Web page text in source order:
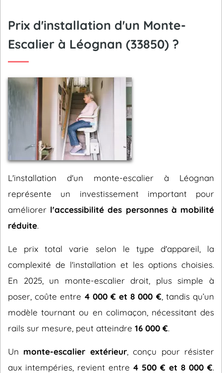
Prix d'installation d'un Monte-
Escalier à Léognan (33850) ?
L'installation d'un monte-escalier à Léognan
représente un investissement important pour
améliorer l'accessibilité des personnes à mobilité
réduite.
Le prix total varie selon le type d'appareil, la
complexité de l'installation et les options choisies.
En 2025, un monte-escalier droit, plus simple à
poser, coûte entre 4 000 € et 8 000 € , tandis qu’un
modèle tournant ou en colimaçon, nécessitant des
rails sur mesure, peut atteindre 16 000 €.
Un monte-escalier extérieur, conçu pour résister
aux intempéries, revient entre 4 500 € et 8 000 €.